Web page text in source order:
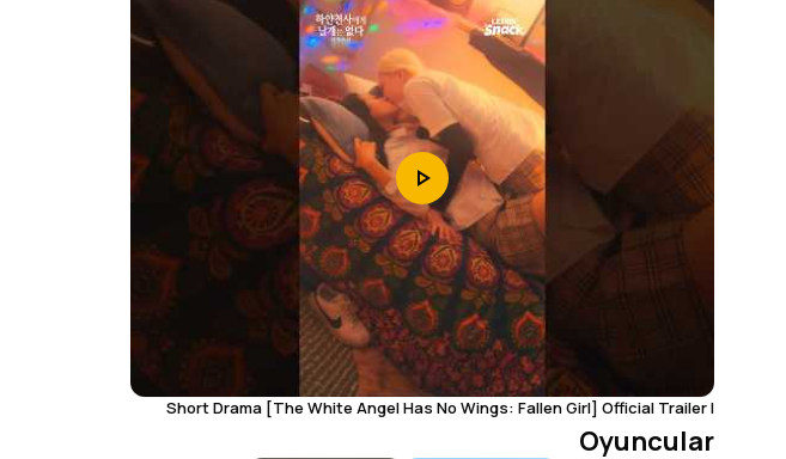
Short Drama [The White Angel Has No Wings: Fallen Girl] Official Trailer |
Lezhin Snack
Oyuncular